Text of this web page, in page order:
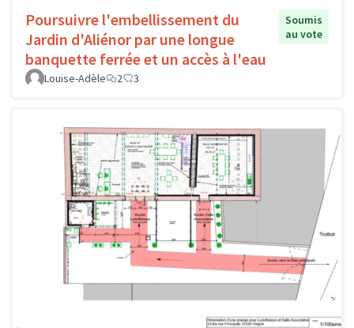
Poursuivre l'embellissement du
Jardin d'Aliénor par une longue
banquette ferrée et un accès à l'eau
Soumis
au vote
Louise-Adèle 2 3